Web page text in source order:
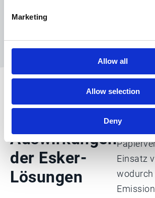
Marketing
Allow all
Allow selection
Deny
Die
ökologischen
Auswirkungen
der Esker-
Lösungen
von
Einsatz
wodurch